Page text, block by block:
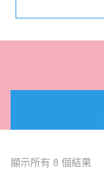
顯示所有 8 個結果